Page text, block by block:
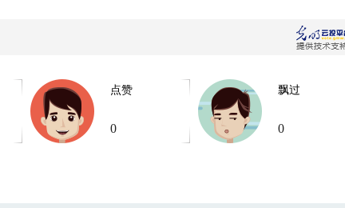
点赞
0
飘过
0